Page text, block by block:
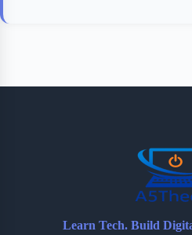
Learn Tech. Build